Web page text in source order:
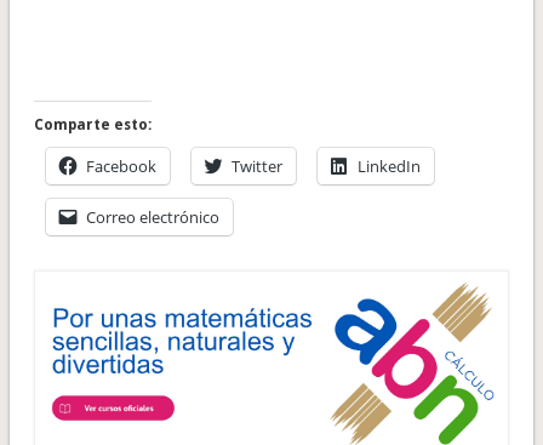
Comparte esto:
Facebook Twitter LinkedIn
Correo electrónico